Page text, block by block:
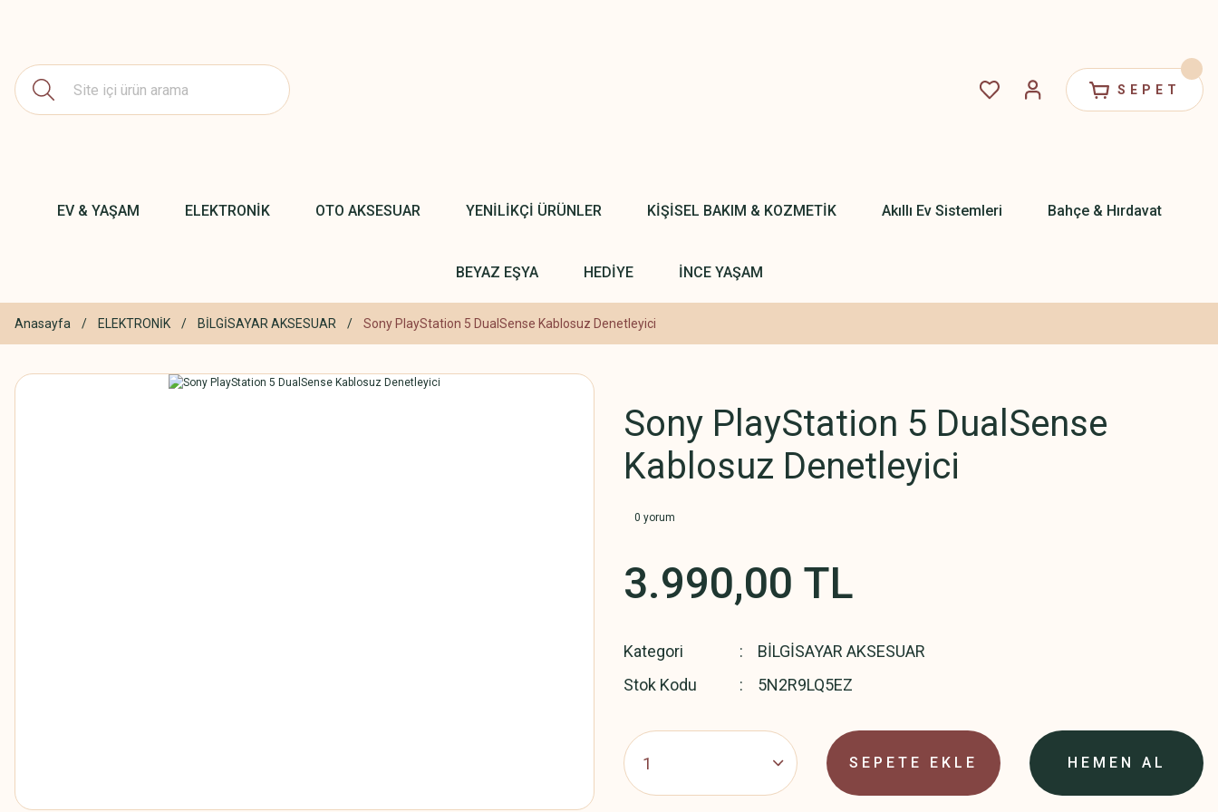
SEPET
EV & YAŞAM ELEKTRONİK OTO AKSESUAR YENİLİKÇİ ÜRÜNLER KİŞİSEL BAKIM & KOZMETİK Akıllı Ev Sistemleri Bahçe & Hırdavat
BEYAZ EŞYA HEDİYE İNCE YAŞAM
Anasayfa ELEKTRONİK BİLGİSAYAR AKSESUAR Sony PlayStation 5 DualSense Kablosuz Denetleyici
Sony PlayStation 5 DualSense
Kablosuz Denetleyici
0 yorum
3.990,00 TL
Kategori
BİLGİSAYAR AKSESUAR
Stok Kodu
5N2R9LQ5EZ
SEPETE EKLE HEMEN AL